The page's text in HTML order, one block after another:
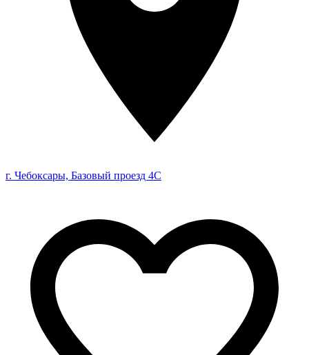
г. Чебоксары, Базовый проезд 4С